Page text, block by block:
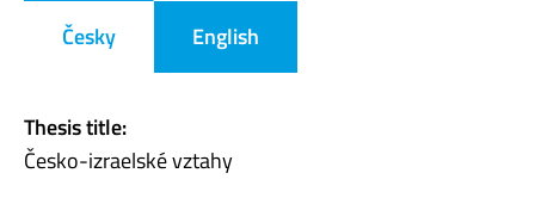
Česky English
Thesis title:
Česko-izraelské vztahy